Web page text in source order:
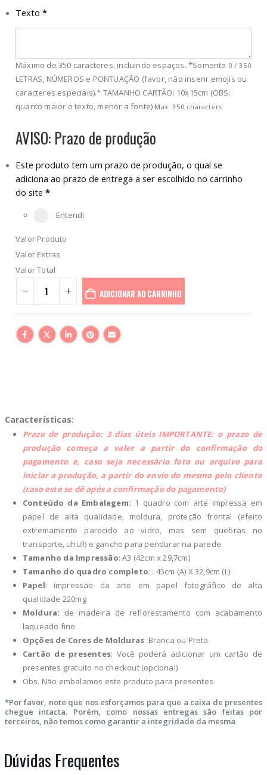
Texto *
0 / 350
Máximo de 350 caracteres, incluindo espaços. *Somente
LETRAS, NÚMEROS e PONTUAÇÃO (favor, não inserir emojis ou
caracteres especiais).* TAMANHO CARTÃO: 10x15cm (OBS:
quanto maior o texto, menor a fonte) Max: 350 characters
AVISO: Prazo de produção
Este produto tem um prazo de produção, o qual se
adiciona ao prazo de entrega a ser escolhido no carrinho
do site *
Entendi
Valor Produto
Valor Extras
Valor Total
ADICIONAR AO CARRINHO
Características:
Prazo de produção: 3 dias úteis IMPORTANTE: o prazo de
produção começa a valer a partir do confirmação do
pagamento e, caso seja necessário foto ou arquivo para
iniciar a produção, a partir do envio do mesmo pelo cliente
(caso este se dê após a confirmação do pagamento)
Conteúdo da Embalagem: 1 quadro com arte impressa em
papel de alta qualidade, moldura, proteção frontal (efeito
extremamente parecido ao vidro, mas sem quebras no
transporte, uhul!) e gancho para pendurar na parede
Tamanho da Impressão: A3 (42cm x 29,7cm)
Tamanho do quadro completo: : 45cm (A) X 32,9cm (L)
Papel: impressão da arte em papel fotográfico de alta
qualidade 220mg
Moldura: de madeira de reflorestamento com acabamento
laqueado fino
Opções de Cores de Molduras: Branca ou Preta
Cartão de presentes: Você poderá adicionar um cartão de
presentes gratuito no checkout (opcional)
Obs. Não embalamos este produto para presentes
*Por favor, note que nos esforçamos para que a caixa de presentes
chegue intacta. Porém, como nossas entregas são feitas por
terceiros, não temos como garantir a integridade da mesma
Dúvidas Frequentes